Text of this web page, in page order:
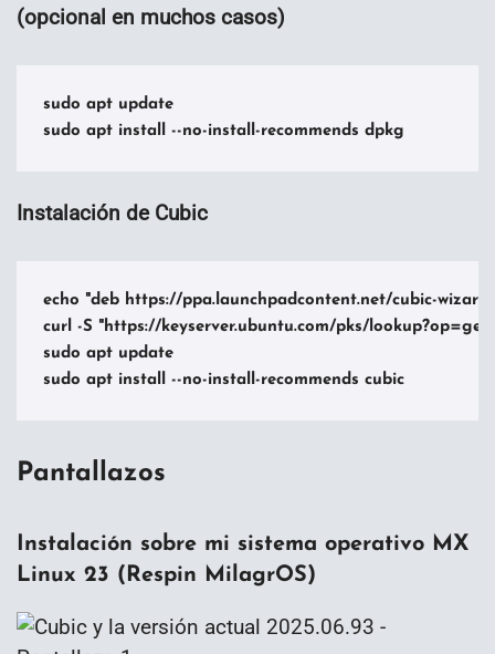
(opcional en muchos casos)
sudo apt update
Instalación de Cubic
echo "deb https://ppa.launchpadcontent.net/cubic-
curl -S "https://keyserver.ubuntu.com/pks/
sudo apt update
Pantallazos
Instalación sobre mi sistema operativo MX
Linux 23 (Respin MilagrOS)